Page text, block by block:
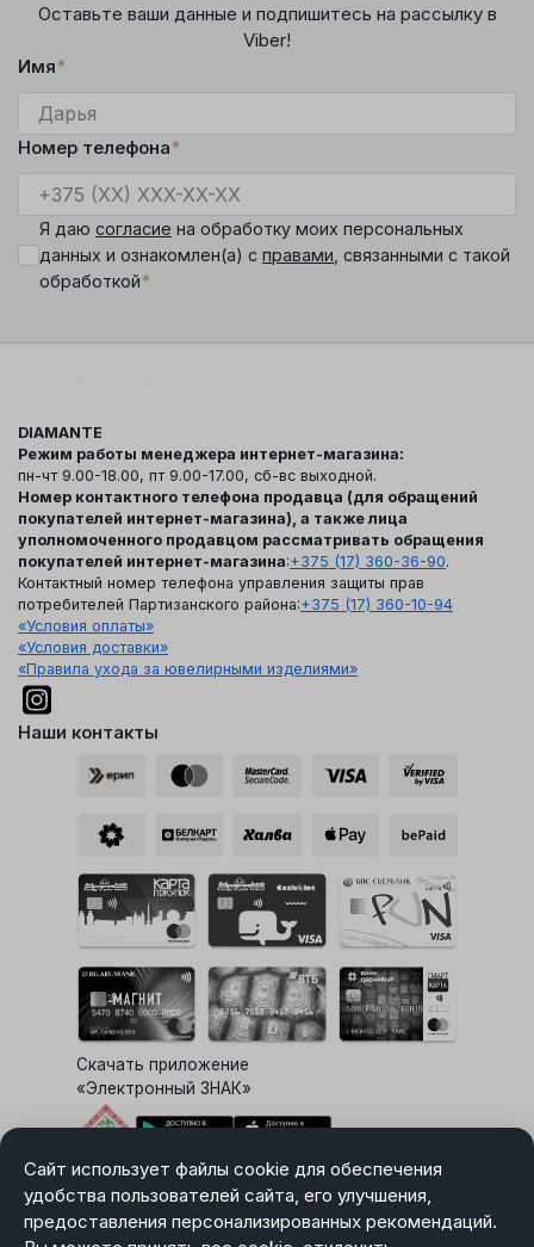
Сайт использует файлы cookie для обеспечения
удобства пользователей сайта, его улучшения,
предоставления персонализированных рекомендаций.
Оставьте ваши данные и подпишитесь на рассылку в
Viber!
Имя*
Номер телефона*
Я даю согласие на обработку моих персональных
данных и ознакомлен(а) с правами , связанными с такой
обработкой*
DIAMANTE
Режим работы менеджера интернет-магазина:
пн-чт 9.00-18.00, пт 9.00-17.00, сб-вс выходной.
Номер контактного телефона продавца (для обращений
покупателей интернет-магазина), а также лица
уполномоченного продавцом рассматривать обращения
покупателей интернет-магазина:+375 (17) 360-36-90.
Контактный номер телефона управления защиты прав
потребителей Партизанского района:+375 (17) 360-10-94
«Условия оплаты»
«Условия доставки»
«Правила ухода за ювелирными изделиями»
Наши контакты
Скачать приложение
«Электронный ЗНАК»
Выбор настроек Cookie